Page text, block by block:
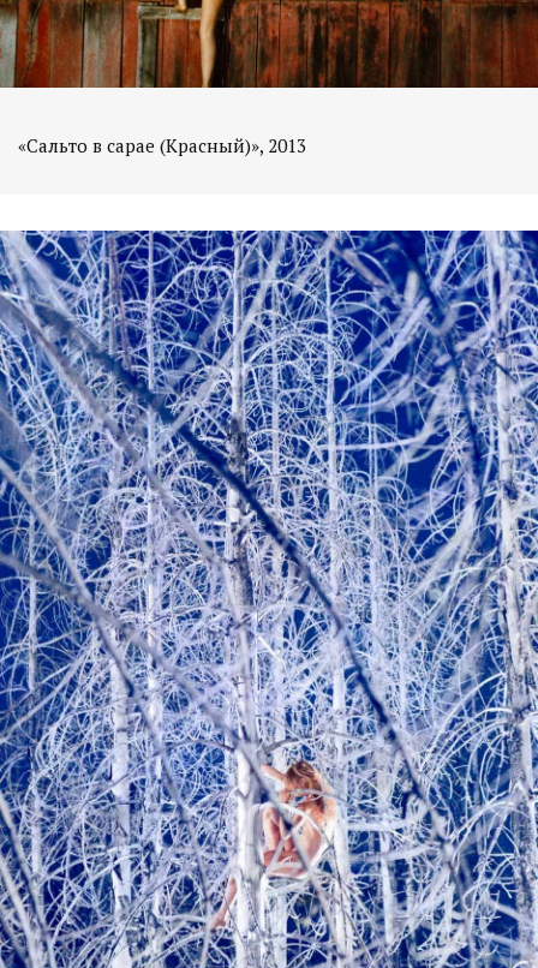
«Сальто в сарае (Красный)», 2013